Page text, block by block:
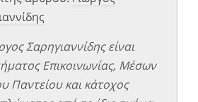
Σαρηγιαννίδης είναι
Επικοινωνίας, Μέσων
Παντείου και κάτοχος